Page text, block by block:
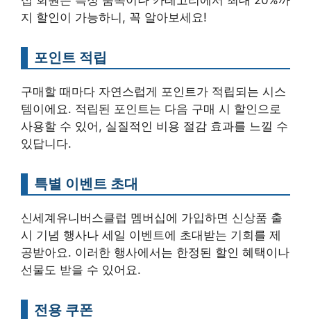
지 할인이 가능하니, 꼭 알아보세요!
포인트 적립
구매할 때마다 자연스럽게 포인트가 적립되는 시스
템이에요. 적립된 포인트는 다음 구매 시 할인으로
사용할 수 있어, 실질적인 비용 절감 효과를 느낄 수
있답니다.
특별 이벤트 초대
신세계유니버스클럽 멤버십에 가입하면 신상품 출
시 기념 행사나 세일 이벤트에 초대받는 기회를 제
공받아요. 이러한 행사에서는 한정된 할인 혜택이나
선물도 받을 수 있어요.
전용 쿠폰